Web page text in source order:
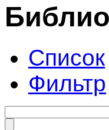
Список
Фильтр